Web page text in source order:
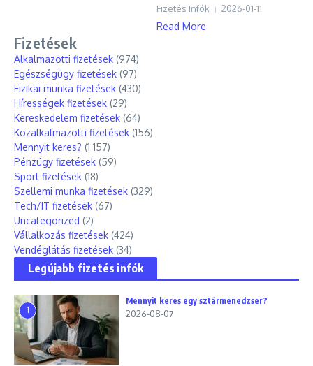
Fizetés Infók 2026-01-11
Read More
Fizetések
Alkalmazotti fizetések (974)
Egészségügy fizetések (97)
Fizikai munka fizetések (430)
Hírességek fizetések (29)
Kereskedelem fizetések (64)
Közalkalmazotti fizetések (156)
Mennyit keres? (1 157)
Pénzügy fizetések (59)
Sport fizetések (18)
Szellemi munka fizetések (329)
Tech/IT fizetések (67)
Uncategorized (2)
Vállalkozás fizetések (424)
Vendéglátás fizetések (34)
Legújabb fizetés infók
1
Mennyit keres egy sztármenedzser?
2026-08-07